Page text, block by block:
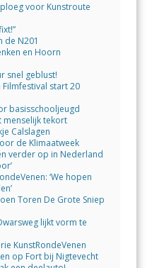
voor Kunstroute
de N201
en Hoorn
snel geblust!
start 20
basisschooljeugd
menselijk tekort
Calslagen
de Klimaatweek
verder op in Nederland
‘We hopen
Toren De Grote Sniep
lijkt vorm te
KunstRondeVenen
op Fort bij Nigtevecht